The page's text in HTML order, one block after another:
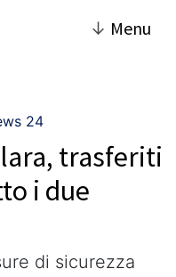
↓ Menu
24
trasferiti
i due
di sicurezza